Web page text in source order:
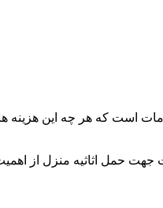
که هر چه این هزینه ها
حمل اثاثیه منزل از